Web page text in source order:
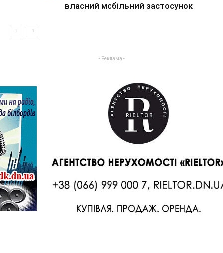
власний мобільний застосунок
- Реклама -